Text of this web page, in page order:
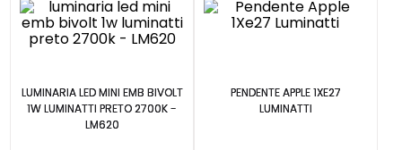
LUMINARIA LED MINI EMB BIVOLT
1W LUMINATTI PRETO 2700K -
LM620
PENDENTE APPLE 1XE27
LUMINATTI